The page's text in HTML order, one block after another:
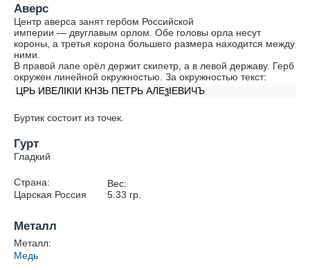
Аверс
Центр аверса занят гербом Российской
империи — двуглавым орлом. Обе головы орла несут
короны, а третья корона большего размера находится между
ними.
В правой лапе орёл держит скипетр, а в левой державу. Герб
окружен линейной окружностью. За окружностью текст:
ЦРЬ ИВЕЛIКIИ КНЗЬ ПЕТРЬ АЛЕѯIЕВИЧЪ
Буртик состоит из точек.
Гурт
Гладкий
Страна:
Царская Россия
Вес:
5.33 гр.
Металл
Металл:
Медь